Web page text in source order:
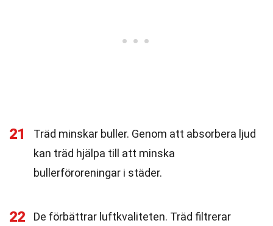
21
Träd minskar buller. Genom att absorbera ljud
kan träd hjälpa till att minska
bullerföroreningar i städer.
22
De förbättrar luftkvaliteten. Träd filtrerar